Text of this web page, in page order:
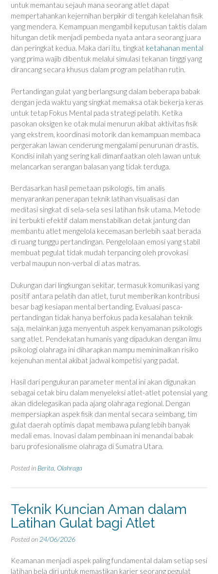
untuk memantau sejauh mana seorang atlet dapat
mempertahankan kejernihan berpikir di tengah kelelahan fisik
yang mendera. Kemampuan mengambil keputusan taktis dalam
hitungan detik menjadi pembeda nyata antara seorang juara
dan peringkat kedua. Maka dari itu, tingkat ketahanan mental
yang prima wajib dibentuk melalui simulasi tekanan tinggi yang
dirancang secara khusus dalam program pelatihan rutin.
Pertandingan gulat yang berlangsung dalam beberapa babak
dengan jeda waktu yang singkat memaksa otak bekerja keras
untuk tetap Fokus Mental pada strategi pelatih. Ketika
pasokan oksigen ke otak mulai menurun akibat aktivitas fisik
yang ekstrem, koordinasi motorik dan kemampuan membaca
pergerakan lawan cenderung mengalami penurunan drastis.
Kondisi inilah yang sering kali dimanfaatkan oleh lawan untuk
melancarkan serangan balasan yang tidak terduga.
Berdasarkan hasil pemetaan psikologis, tim analis
menyarankan penerapan teknik latihan visualisasi dan
meditasi singkat di sela-sela sesi latihan fisik utama. Metode
ini terbukti efektif dalam menstabilkan detak jantung dan
membantu atlet mengelola kecemasan berlebih saat berada
di ruang tunggu pertandingan. Pengelolaan emosi yang stabil
membuat pegulat tidak mudah terpancing oleh provokasi
verbal maupun non-verbal di atas matras.
Dukungan dari lingkungan sekitar, termasuk komunikasi yang
positif antara pelatih dan atlet, turut memberikan kontribusi
besar bagi kesiapan mental bertanding. Evaluasi pasca-
pertandingan tidak hanya berfokus pada kesalahan teknik
saja, melainkan juga menyentuh aspek kenyamanan psikologis
sang atlet. Pendekatan humanis yang dipadukan dengan ilmu
psikologi olahraga ini diharapkan mampu meminimalkan risiko
kejenuhan mental akibat jadwal kompetisi yang padat.
Hasil dari pengukuran parameter mental ini akan digunakan
sebagai cetak biru dalam menyeleksi atlet-atlet potensial yang
akan didelegasikan pada ajang olahraga regional. Dengan
mempersiapkan aspek fisik dan mental secara seimbang, tim
gulat daerah optimis dapat membawa pulang lebih banyak
medali emas. Inovasi dalam pembinaan ini menandai babak
baru profesionalisme olahraga di Sumatra Utara.
Posted in Berita Olahraga
Teknik Kuncian Aman dalam
Latihan Gulat bagi Atlet
Posted on 24/06/2026
Keamanan menjadi aspek paling fundamental dalam setiap sesi
latihan bela diri untuk memastikan karier seorang pegulat